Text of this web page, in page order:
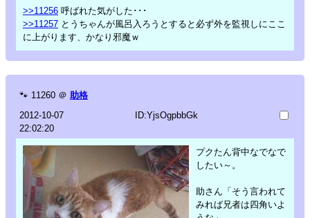
>>11256 呼ばれた気がした･･･
>>11257 とうちゃんが風呂入ろうとすると必ず外を監視しにここ
に上がります、かなり邪魔ｗ
🐾 11260 ＠ 助格
2012-10-07
22:02:20
ID:YjsOgpbbGk
プクたん背中なでなで
したい～。
助さん「そう言われて
みれば兄者は四角いよ